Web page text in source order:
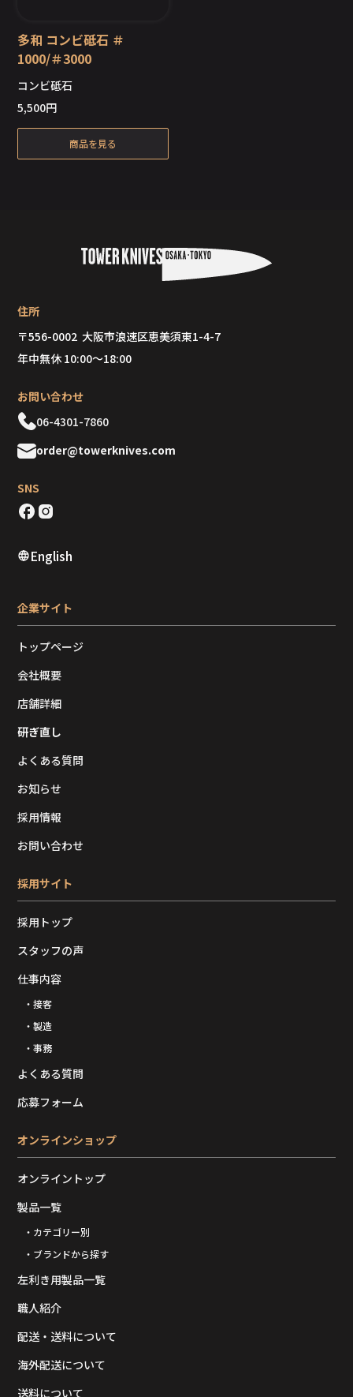
在庫切れ
多和 コンビ砥石 ＃
1000/＃3000
コンビ砥石
5,500円
商品を見る
住所
〒556-0002 大阪市浪速区恵美須東1-4-7
年中無休 10:00～18:00
お問い合わせ
06-4301-7860
order@towerknives.com
SNS
English
企業サイト
トップページ
会社概要
店舗詳細
研ぎ直し
よくある質問
お知らせ
採用情報
お問い合わせ
採用サイト
採用トップ
スタッフの声
仕事内容
・接客
・製造
・事務
よくある質問
応募フォーム
オンラインショップ
オンライントップ
製品一覧
・カテゴリー別
・ブランドから探す
左利き用製品一覧
職人紹介
配送・送料について
海外配送について
送料について